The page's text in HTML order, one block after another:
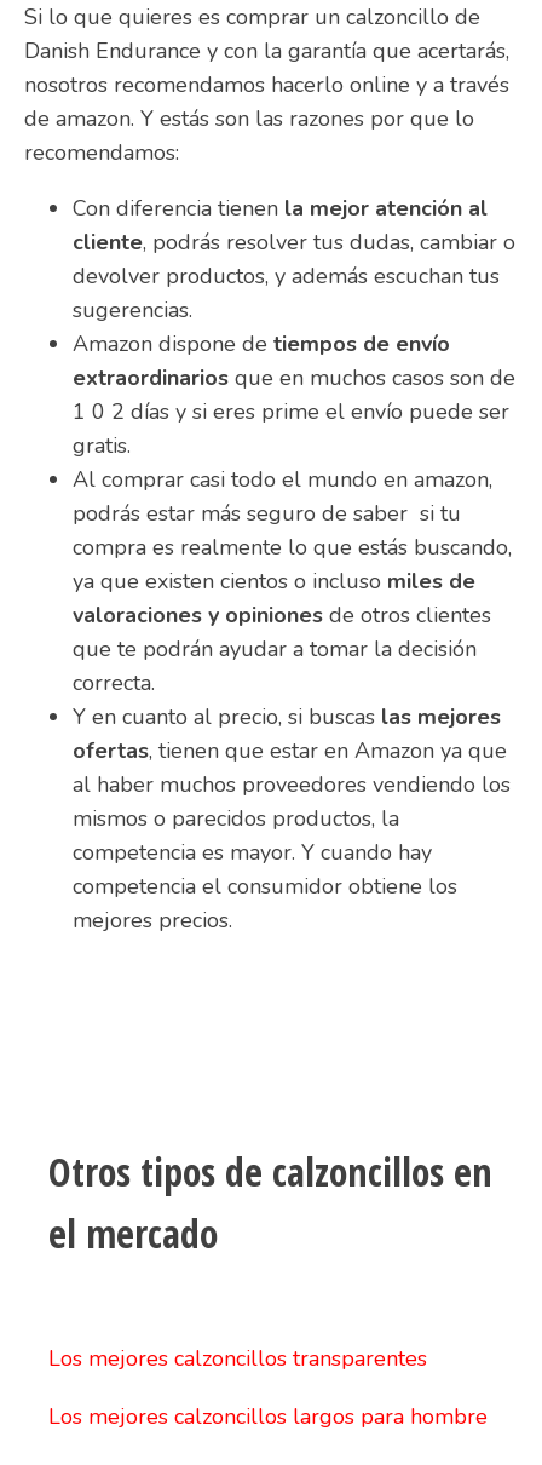
Si lo que quieres es comprar un calzoncillo de
Danish Endurance y con la garantía que acertarás,
nosotros recomendamos hacerlo online y a través
de amazon. Y estás son las razones por que lo
recomendamos:
Con diferencia tienen la mejor atención al
cliente, podrás resolver tus dudas, cambiar o
devolver productos, y además escuchan tus
sugerencias.
Amazon dispone de tiempos de envío
extraordinarios que en muchos casos son de
1 0 2 días y si eres prime el envío puede ser
gratis.
Al comprar casi todo el mundo en amazon,
podrás estar más seguro de saber si tu
compra es realmente lo que estás buscando,
ya que existen cientos o incluso miles de
valoraciones y opiniones de otros clientes
que te podrán ayudar a tomar la decisión
correcta.
Y en cuanto al precio, si buscas las mejores
ofertas, tienen que estar en Amazon ya que
al haber muchos proveedores vendiendo los
mismos o parecidos productos, la
competencia es mayor. Y cuando hay
competencia el consumidor obtiene los
mejores precios.
Otros tipos de calzoncillos en
el mercado
Los mejores calzoncillos transparentes
Los mejores calzoncillos largos para hombre